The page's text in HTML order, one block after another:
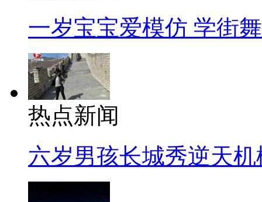
一岁宝宝爱模仿 学街
热点新闻
六岁男孩长城秀逆天机